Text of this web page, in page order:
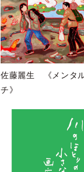
佐藤麗生 《メンタ
チ》